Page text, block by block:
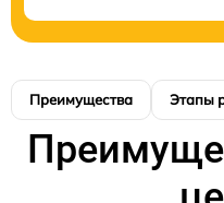
Преимущества Этапы